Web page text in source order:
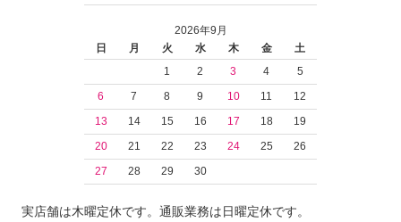
2026年9月
日
月 火 水 木 金
土
1
2 3 4
5
6
7 8 9 10 11
12
13
14 15 16 17 18
19
20
21 22 23 24 25
26
27
28 29 30
実店舗は木曜定休です。通販業務は日曜定休です。